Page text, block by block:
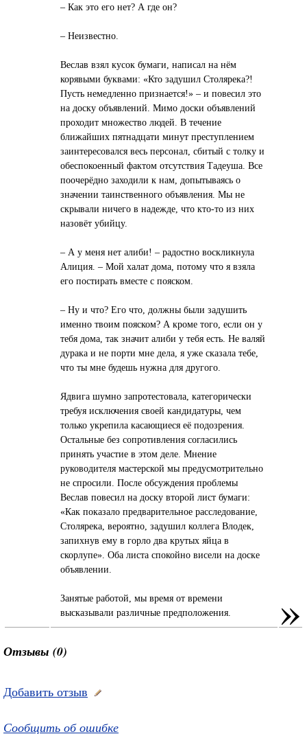
– Как это его нет? А где он?
– Неизвестно.
Веслав взял кусок бумаги, написал на нём
корявыми буквами: «Кто задушил Столярека?!
Пусть немедленно признается!» – и повесил это
на доску объявлений. Мимо доски объявлений
проходит множество людей. В течение
ближайших пятнадцати минут преступлением
заинтересовался весь персонал, сбитый с толку и
обеспокоенный фактом отсутствия Тадеуша. Все
поочерёдно заходили к нам, допытываясь о
значении таинственного объявления. Мы не
скрывали ничего в надежде, что кто-то из них
назовёт убийцу.
– А у меня нет алиби! – радостно воскликнула
Алиция. – Мой халат дома, потому что я взяла
его постирать вместе с пояском.
– Ну и что? Его что, должны были задушить
именно твоим пояском? А кроме того, если он у
тебя дома, так значит алиби у тебя есть. Не валяй
дурака и не порти мне дела, я уже сказала тебе,
что ты мне будешь нужна для другого.
Ядвига шумно запротестовала, категорически
требуя исключения своей кандидатуры, чем
только укрепила касающиеся её подозрения.
Остальные без сопротивления согласились
принять участие в этом деле. Мнение
руководителя мастерской мы предусмотрительно
не спросили. После обсуждения проблемы
Веслав повесил на доску второй лист бумаги:
«Как показало предварительное расследование,
Столярека, вероятно, задушил коллега Влодек,
запихнув ему в горло два крутых яйца в
скорлупе». Оба листа спокойно висели на доске
объявлении.
Занятые работой, мы время от времени
высказывали различные предположения.
»
Отзывы (0)
Добавить отзыв
Сообщить об ошибке